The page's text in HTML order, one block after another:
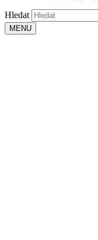
Hledat
MENU